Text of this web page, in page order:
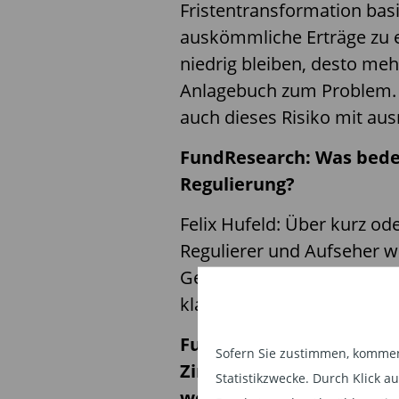
Sofern Sie zustimmen,
Statistikzwecke. Durch Klick
Fristentransformation
auskömmliche Erträge zu
niedrig bleiben, desto
Anlagebuch zum
auch dieses Risiko mit
FundResearch: Was
Regulierung?
Felix Hufeld: Über kurz
Regulierer und Aufseher
Geschäftsmodell
klassische Zinsertrag nur
FundResearch: Die
Zinsniveau ja schon